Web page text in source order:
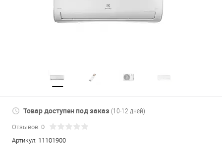
Товар доступен под заказ (10-12 дней)
Отзывов: 0
Артикул: 11101900